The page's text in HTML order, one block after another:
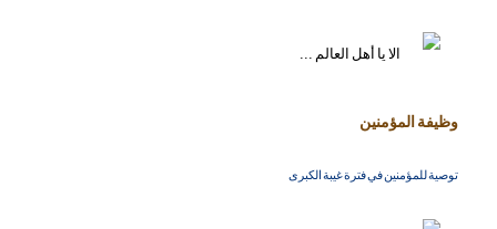
وظيفة المؤمنين
توصية للمؤمنين في فترة غيبة الكبرى